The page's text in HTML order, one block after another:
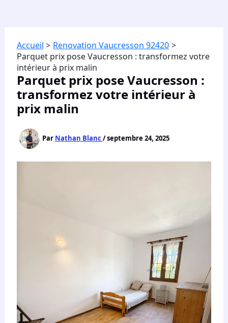
Accueil
Renovation Vaucresson 92420
Parquet prix pose Vaucresson : transformez votre
intérieur à prix malin
Parquet prix pose Vaucresson :
transformez votre intérieur à
prix malin
Par Nathan Blanc/septembre 24, 2025